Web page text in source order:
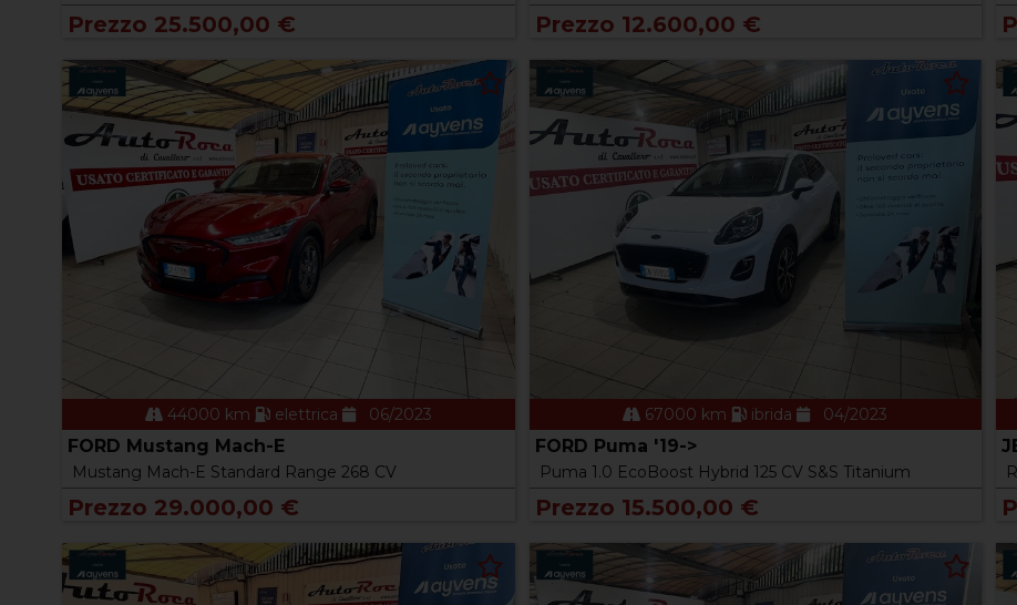
Prezzo 25.500,00 € Prezzo 12.600,00 €
44000 km elettrica 06/2023
FORD Mustang Mach-E
Mustang Mach-E Standard Range 268 CV
Prezzo 29.000,00 €
67000 km ibrida 04/2023
FORD Puma '19->
Puma 1.0 EcoBoost Hybrid 125 CV S&S Titanium
Prezzo 15.500,00 €